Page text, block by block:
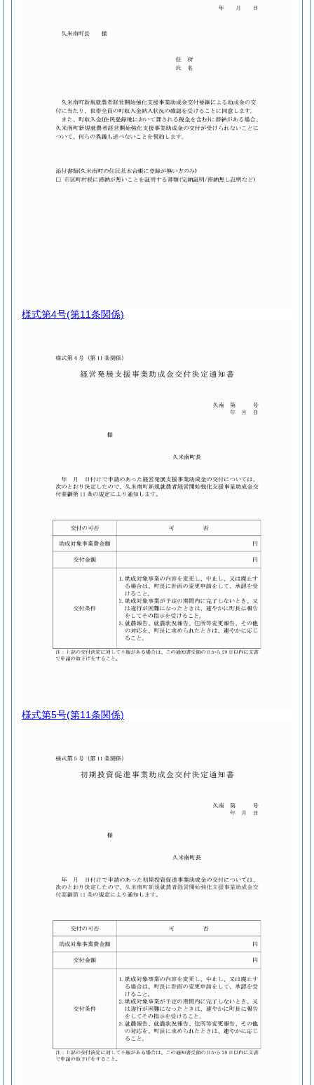
様式第4号(第11条関係)
様式第5号(第11条関係)